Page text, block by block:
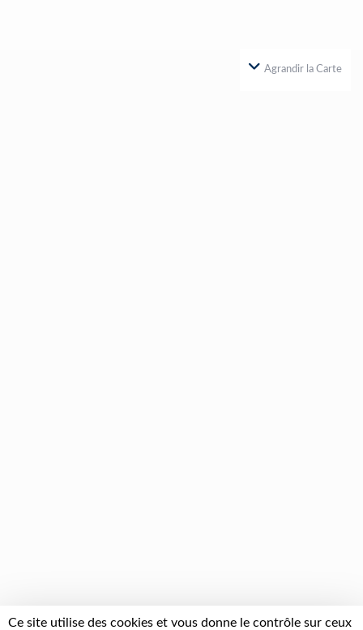
Agrandir la Carte
Ce site utilise des cookies et vous donne le contrôle sur ceux